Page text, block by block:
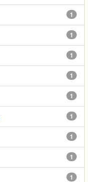
1
1
1
1
1
1
1
1
1